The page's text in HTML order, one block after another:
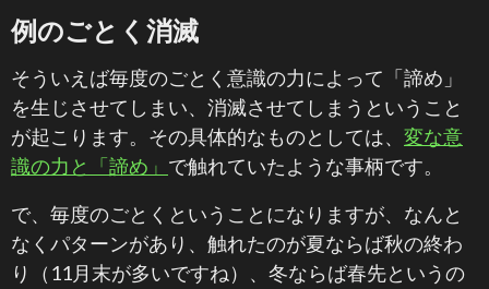
例のごとく消滅
そういえば毎度のごとく意識の力によって「諦め」
を生じさせてしまい、消滅させてしまうということ
が起こります。その具体的なものとしては、 変な意
識の力と「諦め」 で触れていたような事柄です。
で、毎度のごとくということになりますが、なんと
なくパターンがあり、触れたのが夏ならば秋の終わ
り（11月末が多いですね）、冬ならば春先というの